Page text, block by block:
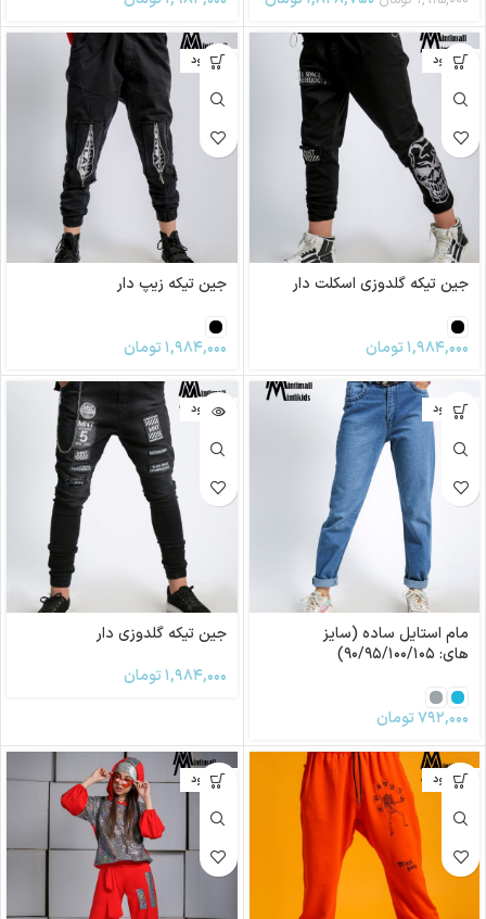
ناموجود
جین تیکه گلدوزی اسکلت دار
۱,۹۸۴,۰۰۰تومان
ناموجود
جین تیکه زیپ دار
۱,۹۸۴,۰۰۰تومان
ناموجود
مام استایل ساده (سایز
های: ۹۰/۹۵/۱۰۰/۱۰۵)
۷۹۲,۰۰۰تومان
ناموجود
جین تیکه گلدوزی دار
۱,۹۸۴,۰۰۰تومان
ناموجود ناموجود